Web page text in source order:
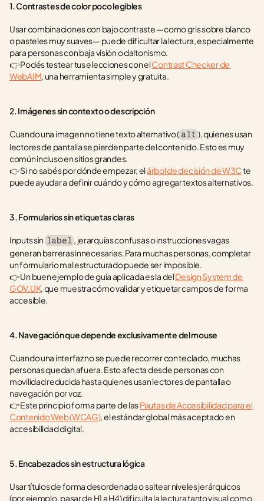
1. Contrastes de color poco legibles
Usar combinaciones con bajo contraste —como gris sobre blanco
o pasteles muy suaves— puede dificultar la lectura, especialmente
para personas con baja visión o daltonismo.
👉 Podés testear tus elecciones con el Contrast Checker de
WebAIM, una herramienta simple y gratuita.
2. Imágenes sin contexto o descripción
Cuando una imagen no tiene texto alternativo ( alt ), quienes usan
lectores de pantalla se pierden parte del contenido. Esto es muy
común incluso en sitios grandes.
👉 Si no sabés por dónde empezar, el árbol de decisión de W3C te
puede ayudar a definir cuándo y cómo agregar textos alternativos.
3. Formularios sin etiquetas claras
Inputs sin label , jerarquías confusas o instrucciones vagas
generan barreras innecesarias. Para muchas personas, completar
un formulario mal estructurado puede ser imposible.
👉 Un buen ejemplo de guía aplicada es la del Design System de
GOV.UK, que muestra cómo validar y etiquetar campos de forma
accesible.
4. Navegación que depende exclusivamente del mouse
Cuando una interfaz no se puede recorrer con teclado, muchas
personas quedan afuera. Esto afecta desde personas con
movilidad reducida hasta quienes usan lectores de pantalla o
navegación por voz.
👉 Este principio forma parte de las Pautas de Accesibilidad para el
Contenido Web (WCAG), el estándar global más aceptado en
accesibilidad digital.
5. Encabezados sin estructura lógica
Usar títulos de forma desordenada o saltear niveles jerárquicos
(por ejemplo, pasar de H1 a H4) dificulta la lectura tanto visual como